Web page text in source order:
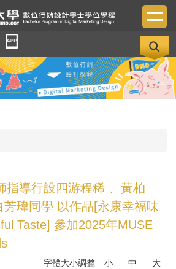
指導行設四游程稀 、黃柏
芳瑋同學 以作品[永康幸福味
Taste] 參加2025年MUSE
字體大小調整 小 中
大